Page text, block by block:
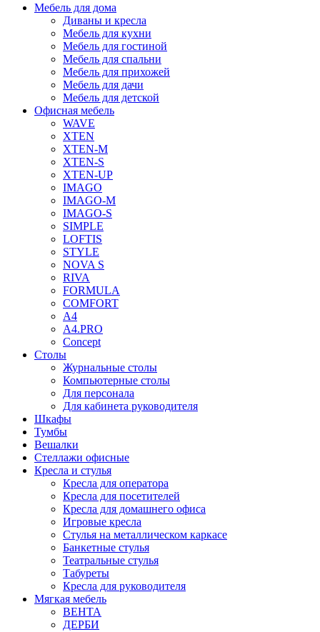
Мебель для дома
Диваны и кресла
Мебель для кухни
Мебель для гостиной
Мебель для спальни
Мебель для прихожей
Мебель для дачи
Мебель для детской
Офисная мебель
WAVE
XTEN
XTEN-M
XTEN-S
XTEN-UP
IMAGO
IMAGO-M
IMAGO-S
SIMPLE
LOFTIS
STYLE
NOVA S
RIVA
FORMULA
COMFORT
A4
A4.PRO
Concept
Столы
Журнальные столы
Компьютерные столы
Для персонала
Для кабинета руководителя
Шкафы
Тумбы
Вешалки
Стеллажи офисные
Кресла и стулья
Кресла для оператора
Кресла для посетителей
Кресла для домашнего офиса
Игровые кресла
Стулья на металлическом каркасе
Банкетные стулья
Театральные стулья
Табуреты
Кресла для руководителя
Мягкая мебель
ВЕНТА
ДЕРБИ